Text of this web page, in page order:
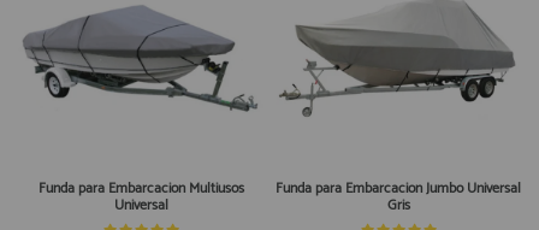
Funda para Embarcacion Multiusos
Universal
Funda para Embarcacion Jumbo Universal
Gris